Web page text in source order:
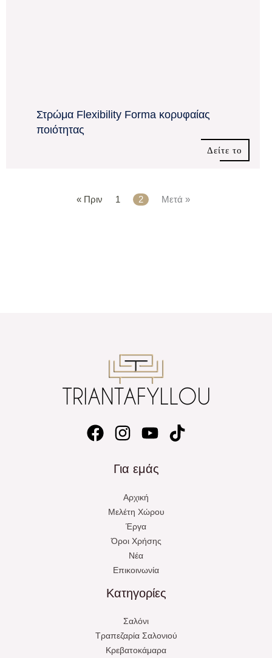
Στρώμα Flexibility Forma κορυφαίας
ποιότητας
Δείτε το
« Πριν 1 2 Μετά »
Για εμάς
Αρχική
Μελέτη Χώρου
Έργα
Όροι Χρήσης
Νέα
Επικοινωνία
Κατηγορίες
Σαλόνι
Τραπεζαρία Σαλονιού
Κρεβατοκάμαρα